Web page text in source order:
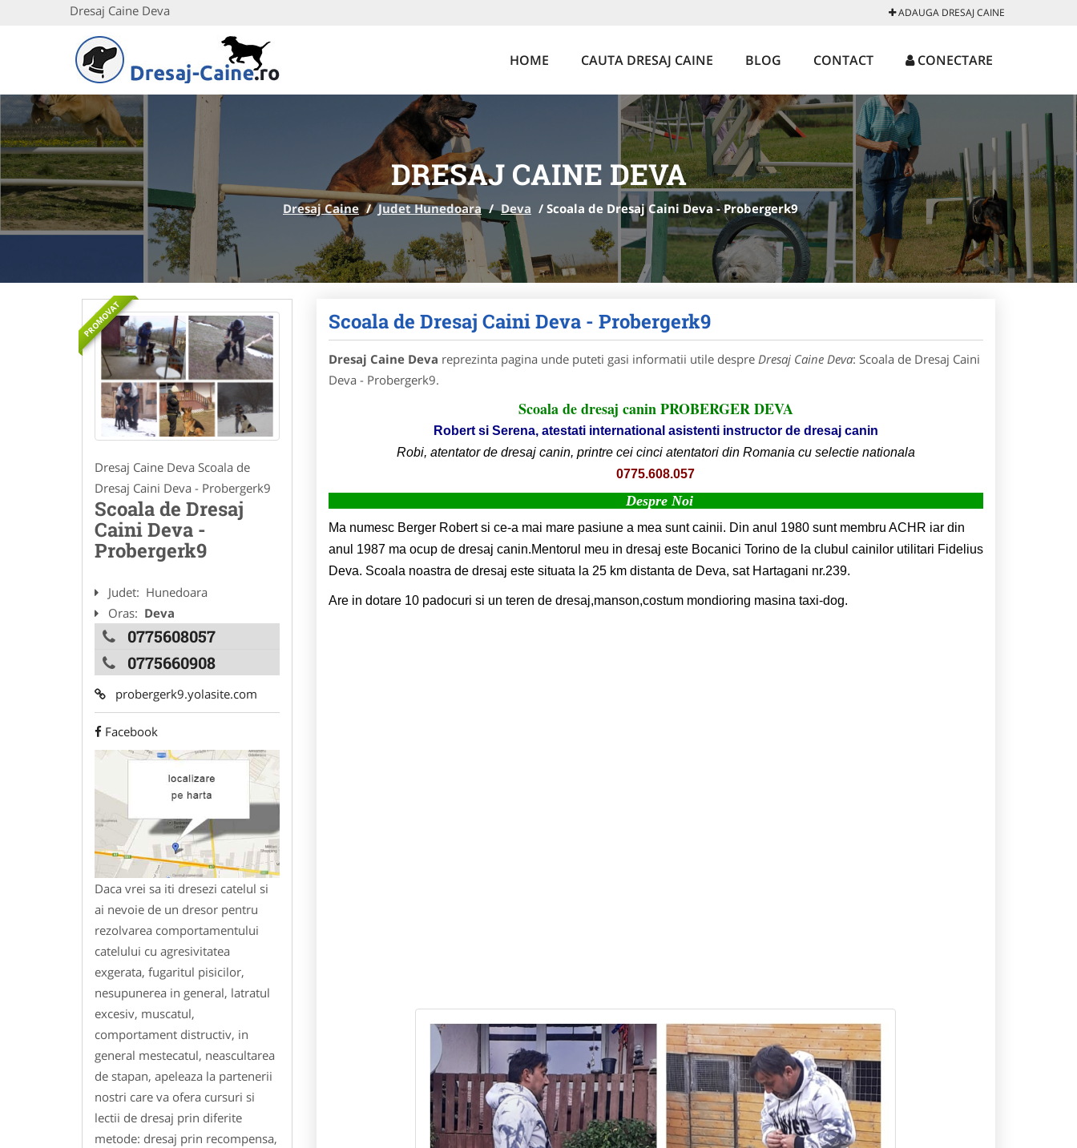
Dresaj Caine Deva ADAUGA DRESAJ CAINE
HOME CAUTA DRESAJ CAINE BLOG CONTACT CONECTARE
DRESAJ CAINE DEVA
Dresaj Caine / Judet Hunedoara / Deva / Scoala de Dresaj Caini Deva - Probergerk9
PROMOVAT
Dresaj Caine Deva Scoala de
Dresaj Caini Deva - Probergerk9
Scoala de Dresaj
Caini Deva -
Probergerk9
Judet: Hunedoara
Oras: Deva
0775608057
0775660908
probergerk9.yolasite.com
Facebook
Daca vrei sa iti dresezi catelul si
ai nevoie de un dresor pentru
rezolvarea comportamentului
catelului cu agresivitatea
exgerata, fugaritul pisicilor,
nesupunerea in general, latratul
excesiv, muscatul,
comportament distructiv, in
general mestecatul, neascultarea
de stapan, apeleaza la partenerii
nostri care va ofera cursuri si
lectii de dresaj prin diferite
metode: dresaj prin recompensa,
Scoala de Dresaj Caini Deva - Probergerk9
Dresaj Caine Deva reprezinta pagina unde puteti gasi informatii utile despre Dresaj Caine Deva: Scoala de Dresaj Caini
Deva - Probergerk9.
Scoala de dresaj canin PROBERGER DEVA
Robert si Serena, atestati international asistenti instructor de dresaj canin
Robi, atentator de dresaj canin, printre cei cinci atentatori din Romania cu selectie nationala
0775.608.057
Despre Noi
Ma numesc Berger Robert si ce-a mai mare pasiune a mea sunt cainii. Din anul 1980 sunt membru ACHR iar din
anul 1987 ma ocup de dresaj canin.Mentorul meu in dresaj este Bocanici Torino de la clubul cainilor utilitari Fidelius
Deva. Scoala noastra de dresaj este situata la 25 km distanta de Deva, sat Hartagani nr.239.
Are in dotare 10 padocuri si un teren de dresaj,manson,costum mondioring masina taxi-dog.